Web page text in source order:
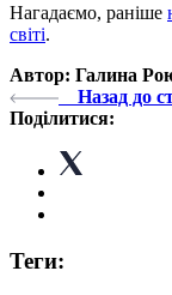
Нагадаємо, раніше
світі.
Автор: Галина
Назад до
Поділитися:
Теги: